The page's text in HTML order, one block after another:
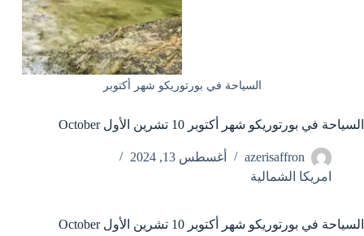
السياحة في بورتوريكو شهر أكتوبر
السياحة في بورتوريكو شهر أكتوبر 10 تشرين الأول October
azerisaffron
أغسطس 13, 2024
امريكا الشمالية
السياحة في بورتوريكو شهر أكتوبر 10 تشرين الأول October